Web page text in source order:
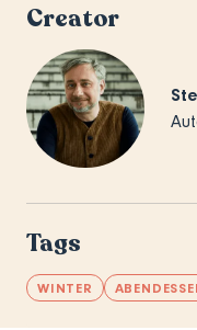
Creator
Tags
WINTER